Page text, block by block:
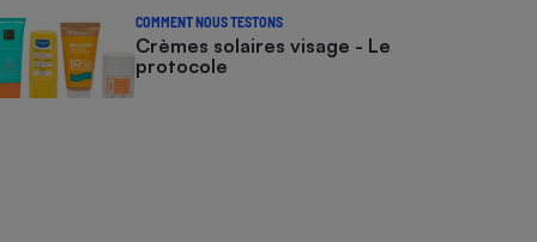
COMMENT NOUS TESTONS
Crèmes solaires visage - Le
protocole